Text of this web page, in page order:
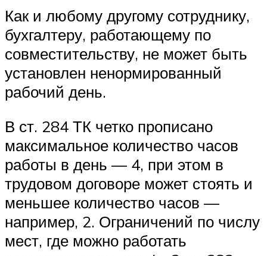
Как и любому другому сотруднику,
бухгалтеру, работающему по
совместительству, не может быть
установлен ненормированный
рабочий день.
В ст. 284 ТК четко прописано
максимальное количество часов
работы в день — 4, при этом в
трудовом договоре может стоять и
меньшее количество часов —
например, 2. Ограничений по числу
мест, где можно работать